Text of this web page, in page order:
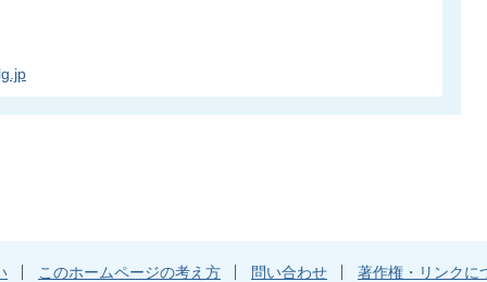
このホームページの考え方 問い合わせ 著作権・リンクに